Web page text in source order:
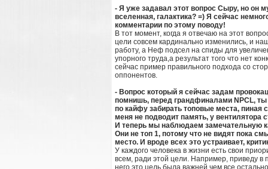
- Я уже задавал этот вопрос Сыру, но он
вселенная, галактика? =) Я сейчас
комментарии по этому поводу!
В тот момент, когда я отвечаю на этот
цели совсем кардинально изменились, и
работу, а Неф подсел на спиды для
упорного труда,а результат того что нет
сейчас пример правильного подхода со
оппонентов.
- Вопрос который я сейчас задам
помнишь, перед грандфиналами NPCL, ты
по кайфу забирать топовые места,
меня не подводит память, у вентилятора
И теперь мы наблюдаем замечательную
Они не топ 1, потому что не видят пока
место. И вроде всех это устраивает,
У каждого человека в жизни есть свои
всем, ради этой цели. Например, приведу в
него это цель была важней чем все